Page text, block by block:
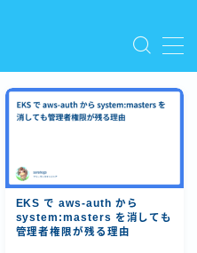
く表記
EKS で aws-auth から
system:masters を消しても
管理者権限が残る理由